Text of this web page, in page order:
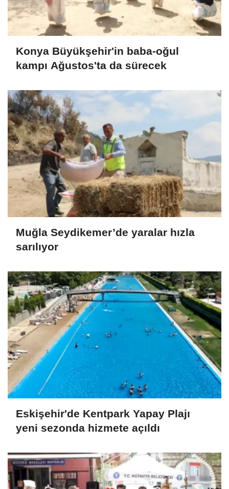
Konya Büyükşehir'in baba-oğul
kampı Ağustos'ta da sürecek
Muğla Seydikemer’de yaralar hızla
sarılıyor
Eskişehir'de Kentpark Yapay Plajı
yeni sezonda hizmete açıldı